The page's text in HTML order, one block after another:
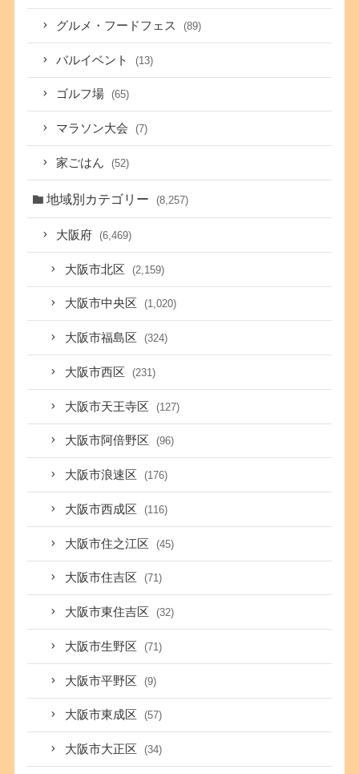
グルメ・フードフェス (89)
バルイベント (13)
ゴルフ場 (65)
マラソン大会 (7)
家ごはん (52)
地域別カテゴリー (8,257)
大阪府 (6,469)
大阪市北区 (2,159)
大阪市中央区 (1,020)
大阪市福島区 (324)
大阪市西区 (231)
大阪市天王寺区 (127)
大阪市阿倍野区 (96)
大阪市浪速区 (176)
大阪市西成区 (116)
大阪市住之江区 (45)
大阪市住吉区 (71)
大阪市東住吉区 (32)
大阪市生野区 (71)
大阪市平野区 (9)
大阪市東成区 (57)
大阪市大正区 (34)